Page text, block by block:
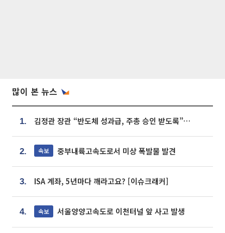
많이 본 뉴스
1. 김정관 장관 “반도체 성과급, 주총 승인 받도록”…상법·자본시장법 개정 시사
2. 속보 중부내륙고속도로서 미상 폭발물 발견
3. ISA 계좌, 5년마다 깨라고요? [이슈크래커]
4. 속보 서울양양고속도로 이천터널 앞 사고 발생